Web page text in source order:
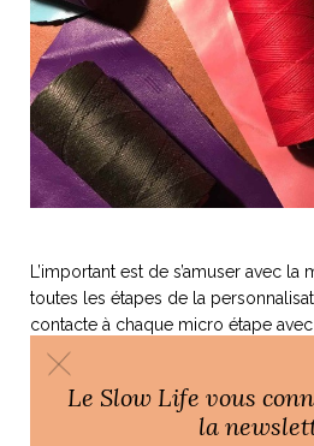
L’important est de s’amuser avec
toutes les étapes de la
contacte à chaque micro étape
suggestions) et enfin, d’avoir un
ressemble!
Vous pouvez commander votre
pour le
Le Slow Life vous
la